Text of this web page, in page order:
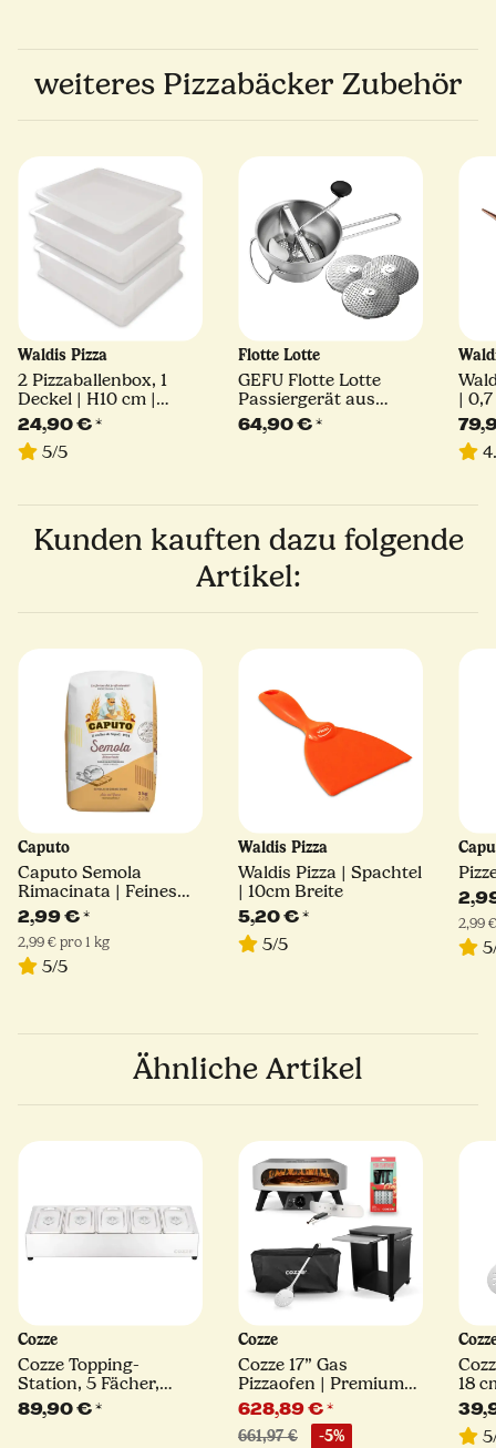
weiteres Pizzabäcker Zubehör
Waldis Pizza
2 Pizzaballenbox, 1
Deckel | H10 cm |
40x30x10
24,90 €*
5/5
Flotte Lotte
GEFU Flotte Lotte
Passiergerät aus
Edelstahl
64,90 €*
|
aus
Kunden kauften dazu folgende
Artikel:
Caputo
Caputo Semola
Rimacinata | Feines
Hartweizengrieß | 1kg
2,99 €*
2,99 € pro 1 kg
5/5
Waldis Pizza
Waldis Pizza | Spachtel
| 10cm Breite
5,20 €*
5/5
2,99
Ähnliche Artikel
Cozze
Cozze Topping-
Station, 5 Fächer,
Edelstahl
89,90 €*
Cozze
Cozze 17” Gas
Pizzaofen | Premium-
Paket
628,89 €*
661,97 € -5%
18